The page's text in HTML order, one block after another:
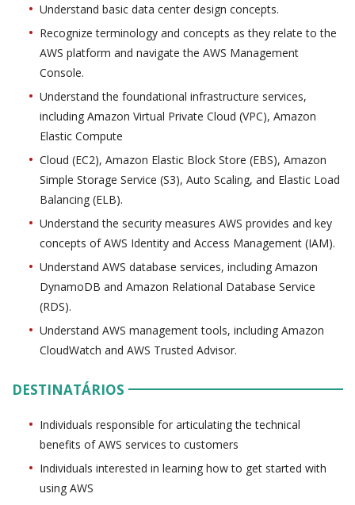
Understand basic data center design concepts.
Recognize terminology and concepts as they relate to the
AWS platform and navigate the AWS Management
Console.
Understand the foundational infrastructure services,
including Amazon Virtual Private Cloud (VPC), Amazon
Elastic Compute
Cloud (EC2), Amazon Elastic Block Store (EBS), Amazon
Simple Storage Service (S3), Auto Scaling, and Elastic Load
Balancing (ELB).
Understand the security measures AWS provides and key
concepts of AWS Identity and Access Management (IAM).
Understand AWS database services, including Amazon
DynamoDB and Amazon Relational Database Service
(RDS).
Understand AWS management tools, including Amazon
CloudWatch and AWS Trusted Advisor.
DESTINATÁRIOS
Individuals responsible for articulating the technical
benefits of AWS services to customers
Individuals interested in learning how to get started with
using AWS